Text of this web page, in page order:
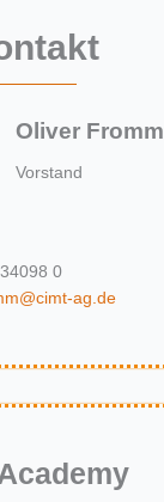
Oliver Fromm
Vorstand
0
ag.de